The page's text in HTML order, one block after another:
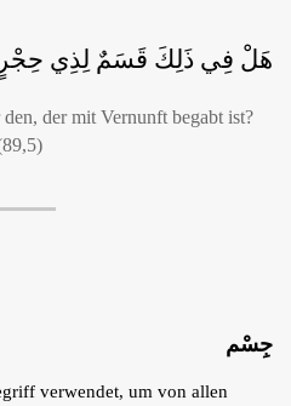
هَلْ فِي ذَلِكَ قَسَمٌ لِذِي حِجْرٍ
der mit Vernunft begabt ist?
جِسْم
verwendet, um von allen